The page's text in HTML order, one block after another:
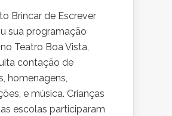
Brincar de Escrever
sua programação
Teatro Boa Vista,
contação de
homenagens,
e música. Crianças
escolas participaram